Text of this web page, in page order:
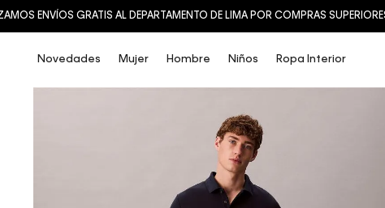
Novedades Mujer Hombre Niños Ropa Interior